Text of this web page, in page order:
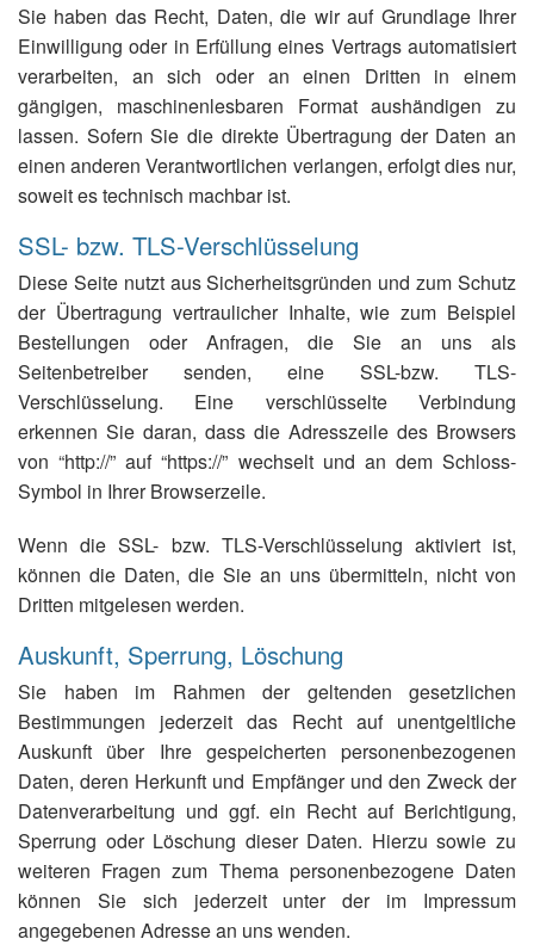
Sie haben das Recht, Daten, die wir auf Grundlage Ihrer
Einwilligung oder in Erfüllung eines Vertrags automatisiert
verarbeiten, an sich oder an einen Dritten in einem
gängigen, maschinenlesbaren Format aushändigen zu
lassen. Sofern Sie die direkte Übertragung der Daten an
einen anderen Verantwortlichen verlangen, erfolgt dies nur,
soweit es technisch machbar ist.
SSL- bzw. TLS-Verschlüsselung
Diese Seite nutzt aus Sicherheitsgründen und zum Schutz
der Übertragung vertraulicher Inhalte, wie zum Beispiel
Bestellungen oder Anfragen, die Sie an uns als
Seitenbetreiber senden, eine SSL-bzw. TLS-
Verschlüsselung. Eine verschlüsselte Verbindung
erkennen Sie daran, dass die Adresszeile des Browsers
von “http://” auf “https://” wechselt und an dem Schloss-
Symbol in Ihrer Browserzeile.
Wenn die SSL- bzw. TLS-Verschlüsselung aktiviert ist,
können die Daten, die Sie an uns übermitteln, nicht von
Dritten mitgelesen werden.
Auskunft, Sperrung, Löschung
Sie haben im Rahmen der geltenden gesetzlichen
Bestimmungen jederzeit das Recht auf unentgeltliche
Auskunft über Ihre gespeicherten personenbezogenen
Daten, deren Herkunft und Empfänger und den Zweck der
Datenverarbeitung und ggf. ein Recht auf Berichtigung,
Sperrung oder Löschung dieser Daten. Hierzu sowie zu
weiteren Fragen zum Thema personenbezogene Daten
können Sie sich jederzeit unter der im Impressum
angegebenen Adresse an uns wenden.